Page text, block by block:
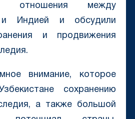
отношения между
и Индией и обсудили
и продвижения
внимание, которое
сохранению
а также большой